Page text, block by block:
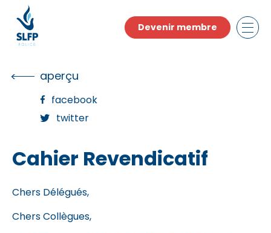
content
Devenir membre
aperçu
facebook
twitter
Cahier Revendicatif
Chers Délégués,
Chers Collègues,